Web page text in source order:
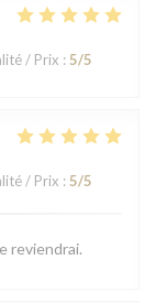
/ Prix : 5/5
/ Prix : 5/5
reviendrai.